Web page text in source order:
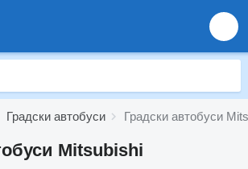
Градски автобуси Градски автобуси
Mitsubishi